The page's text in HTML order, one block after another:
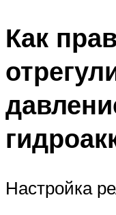
Как
Настройка